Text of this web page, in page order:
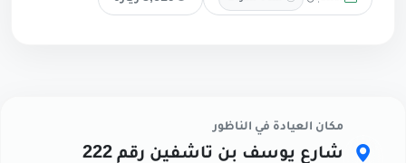
مكان العيادة في الناظور
شارع يوسف بن تاشفين رقم 222